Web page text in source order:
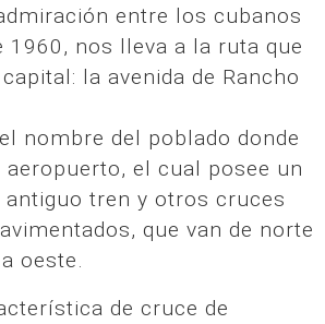
entre los cubanos
1960, nos lleva a la ruta que
la avenida de Rancho
nombre del poblado donde
el cual posee un
antiguo tren y otros cruces
que van de norte
oeste.
de cruce de